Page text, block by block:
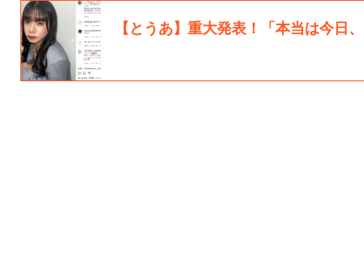
【とうあ】重大発表！「本当は今日